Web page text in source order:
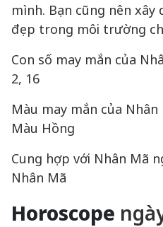
mình. Bạn cũng nên
đẹp trong môi trường
Con số may mắn của
2, 16
Màu may mắn của Nhân
Màu Hồng
Cung hợp với Nhân Mã
Nhân Mã
Horoscope